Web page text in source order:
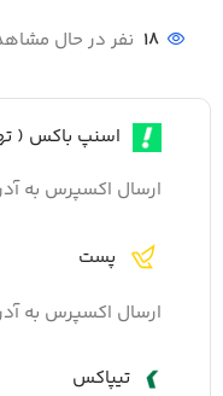
18 نفر در حال
اسنپ باکس (
ارسال اکسپرس به
پست
ارسال اکسپرس به
تیپاکس